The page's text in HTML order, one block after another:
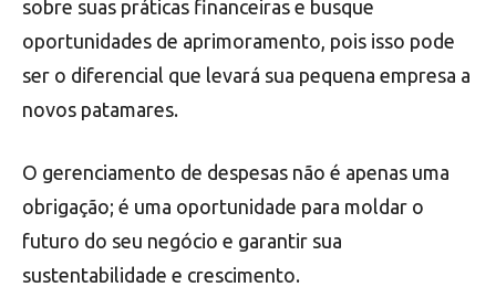
sobre suas práticas financeiras e busque
oportunidades de aprimoramento, pois isso pode
ser o diferencial que levará sua pequena empresa a
novos patamares.
O gerenciamento de despesas não é apenas uma
obrigação; é uma oportunidade para moldar o
futuro do seu negócio e garantir sua
sustentabilidade e crescimento.